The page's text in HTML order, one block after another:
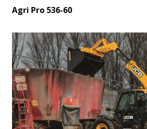
Agri Pro 536-60